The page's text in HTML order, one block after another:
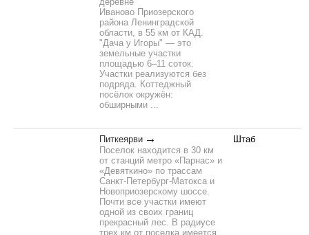
Иваново Приозерского
района Ленинградской
области, в 55 км от КАД.
"Дача у Игоры" — это
земельные участки
площадью 6–11 соток.
Участки реализуются без
подряда. Коттеджный
посёлок окружён:
обширными ...
Питкеярви
Поселок находится в 30 км
от станций метро «Парнас» и
«Девяткино» по трассам
Санкт-Петербург-Матокса и
Новоприозерскому шоссе.
Почти все участки имеют
одной из своих границ
прекрасный лес. В радиусе
трех км от поселка имеется
Штаб